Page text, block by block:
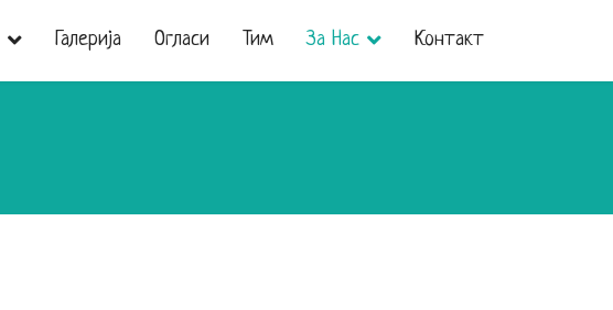
Галерија Огласи Тим За Нас Контакт